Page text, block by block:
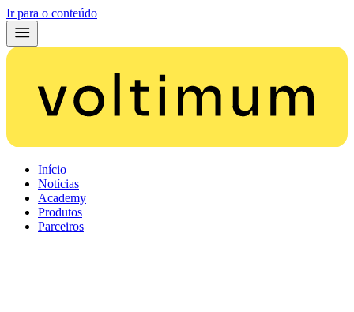
Ir para o conteúdo
Início
Notícias
Academy
Produtos
Parceiros